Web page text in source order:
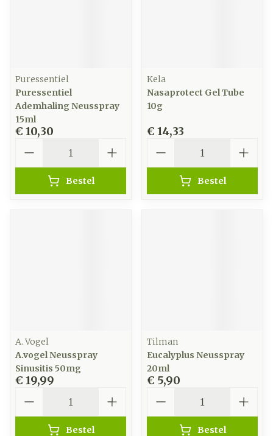
Puressentiel
Puressentiel
Ademhaling Neusspray
15ml
€ 10,30
Bestel
Kela
Nasaprotect Gel Tube
10g
€ 14,33
Bestel
A. Vogel
A.vogel Neusspray
Sinusitis 50mg
€ 19,99
Bestel
Tilman
Eucalyplus Neusspray
20ml
€ 5,90
Bestel